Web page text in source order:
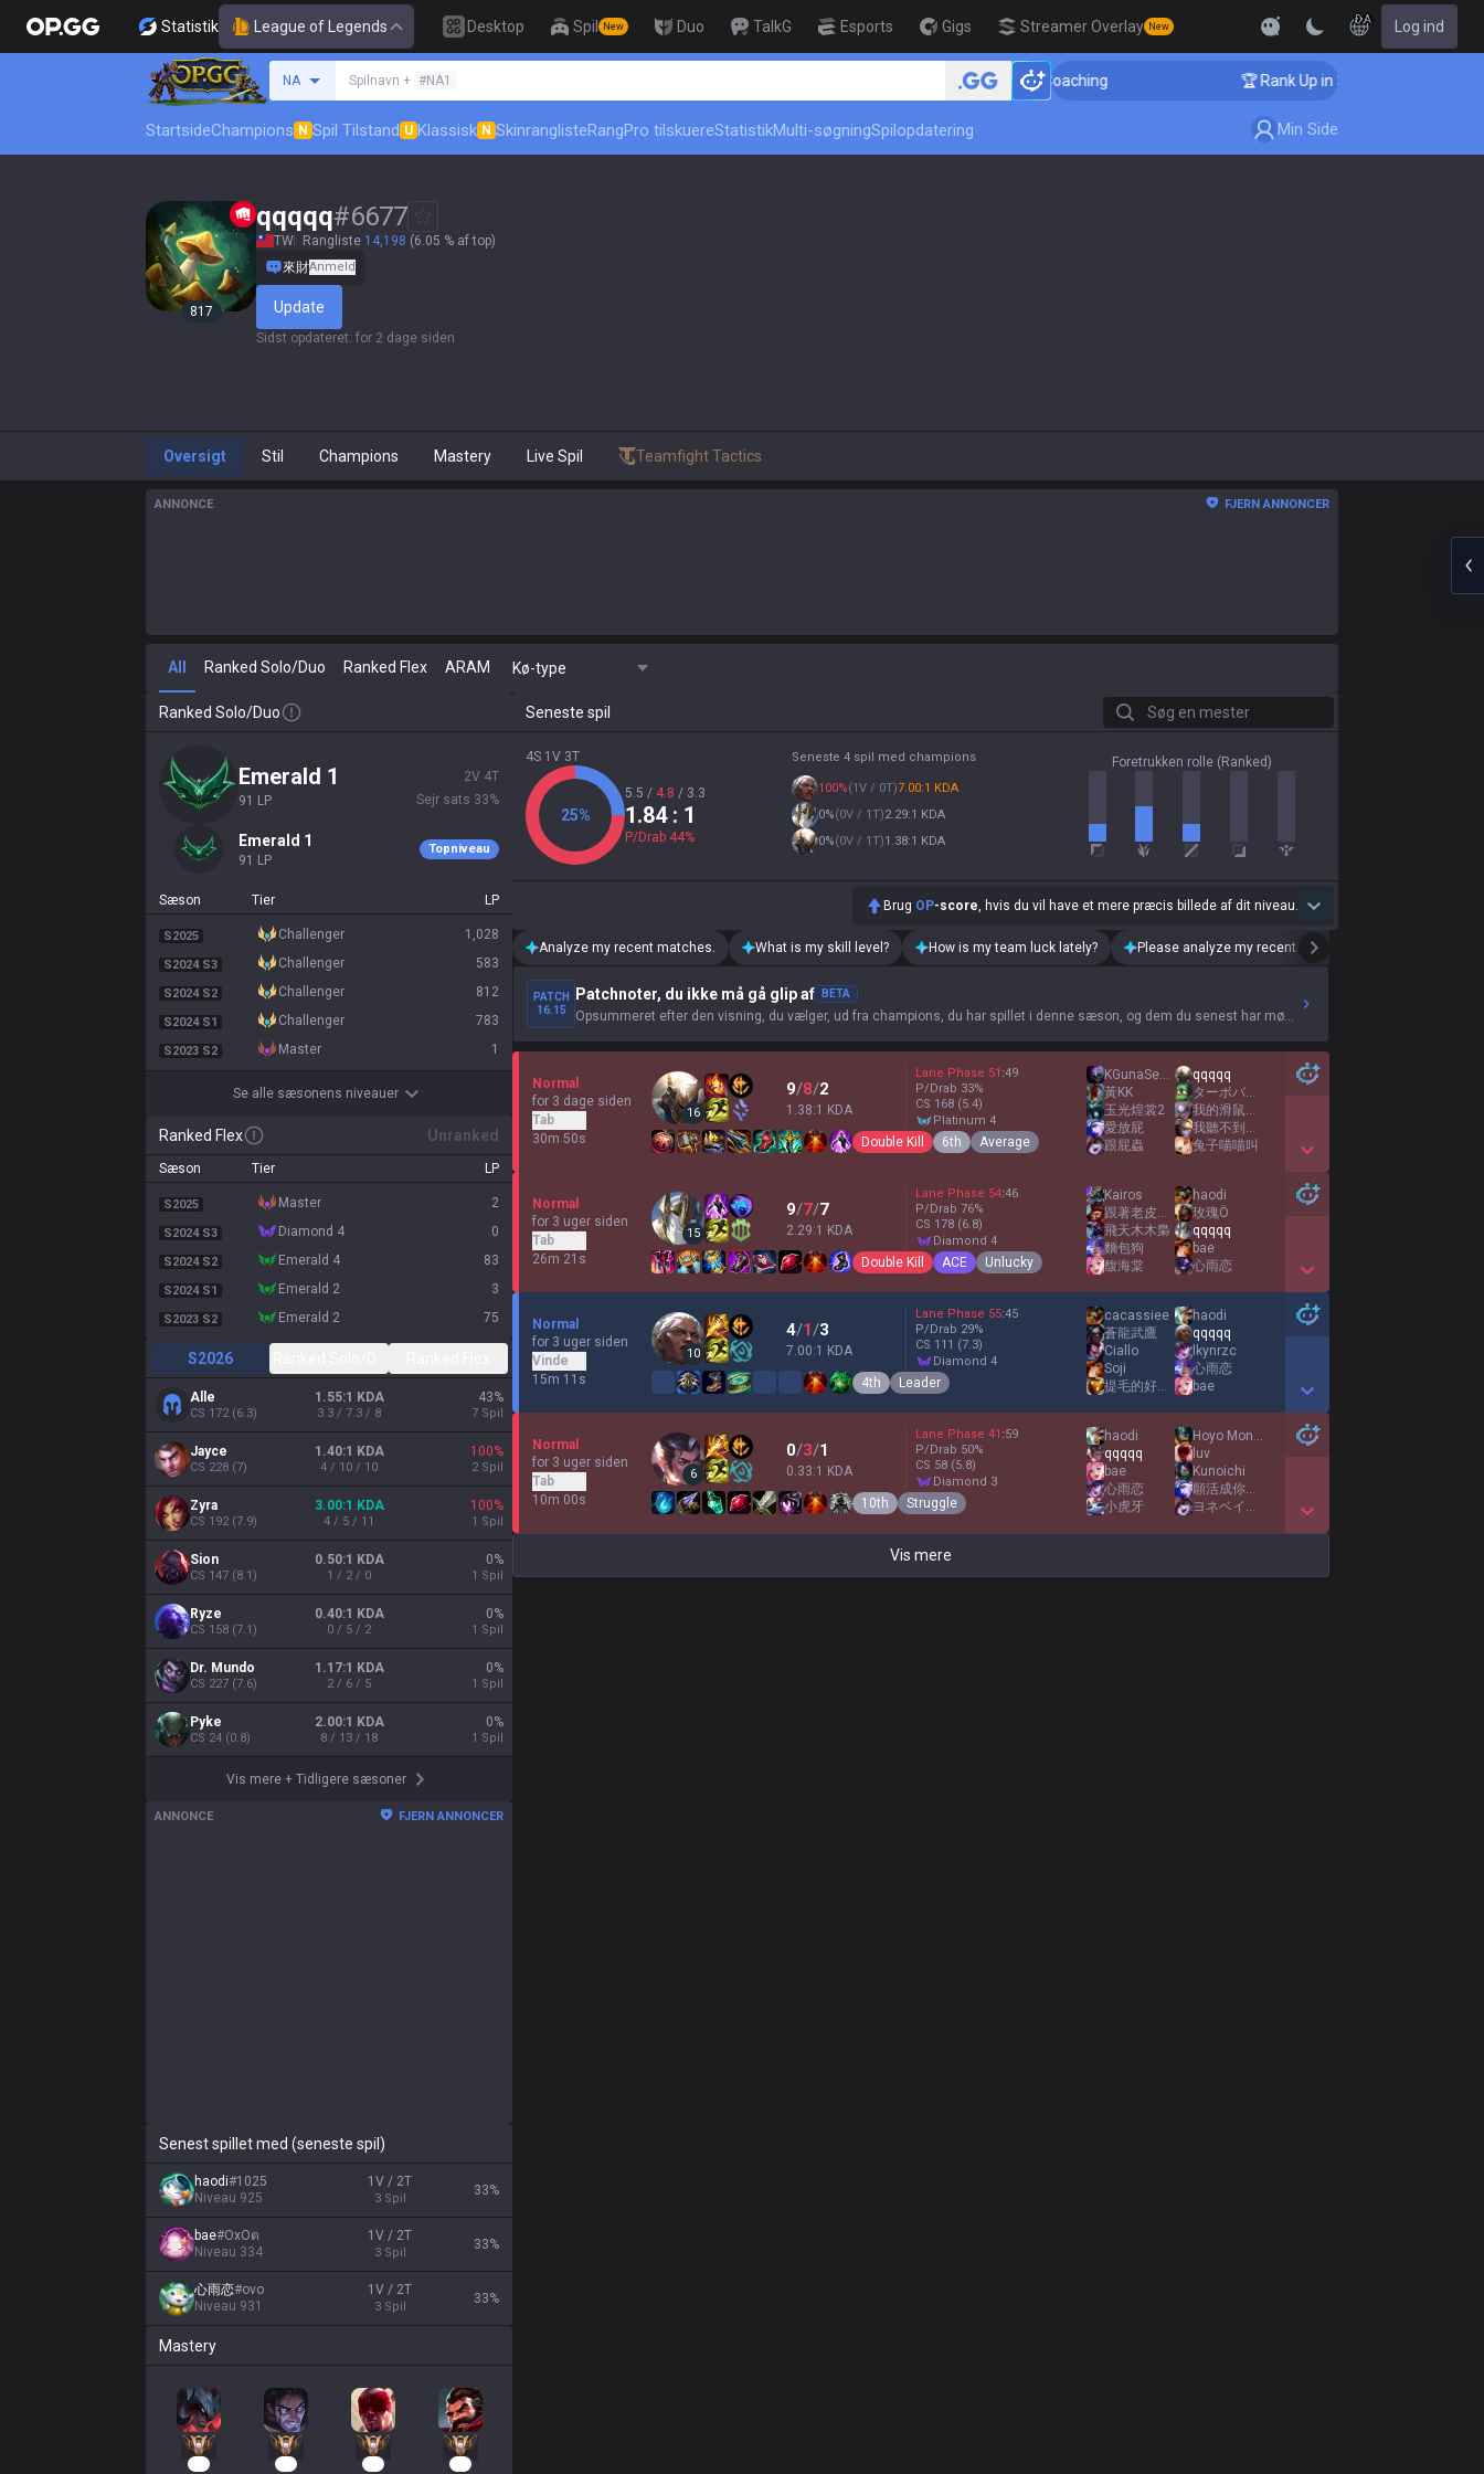
Statistik League of Legends Desktop Spil New Duo TalkG Esports Gigs Streamer Overlay New
DA Log ind
NA
Søg en indkalder
Spilnavn + #NA1 🏆 Rank Up in 3 Days! Challenger Coaching 🏆 Rank Up in 3 Days! Challenger
StartsideChampions N Spil Tilstand U Klassisk N SkinranglisteRangPro tilskuereStatistikMulti-søgningSpilopdatering Min Side
817
qqqqq#6677
TW Rangliste 14,198 (6.05 % af top)
來財Anmeld
Update
Sidst opdateret: for 2 dage siden
Oversigt Stil Champions Mastery Live Spil Teamfight Tactics
ANNONCE FJERN ANNONCER
All Ranked Solo/Duo Ranked Flex ARAM Kø-type
Ranked Solo/Duo
emerald 1
91 LP
2V 4T
Sejr sats 33%
emerald 1
91 LP
Topniveau
Sæson Tier LP
S2025 challenger 1,028
S2024 S3 challenger 583
S2024 S2 challenger 812
S2024 S1 challenger 783
S2023 S2 master 1
Se alle sæsonens niveauer
Ranked Flex Unranked
Sæson Tier LP
S2025 master 2
S2024 S3 diamond 4 0
S2024 S2 emerald 4 83
S2024 S1 emerald 2 3
S2023 S2 emerald 2 75
S2026
Alle
CS 172(6.3)
1.55:1 KDA
3.3 / 7.3 / 8
43%
7 Spil
Jayce
CS 228 (7)
1.40:1 KDA
4 / 10 / 10
100%
2 Spil
Zyra
CS 192(7.9)
3.00:1 KDA
4 / 5 / 11
100%
1 Spil
Sion
CS 147 (8.1)
0.50:1 KDA
1 / 2 / 0
0%
1 Spil
Ryze
CS 158 (7.1)
0.40:1 KDA
0 / 5 / 2
0%
1 Spil
Dr. Mundo
CS 227 (7.6)
1.17:1 KDA
2 / 6 / 5
0%
1 Spil
Pyke
CS 24 (0.8)
2.00:1 KDA
8 / 13 / 18
0%
1 Spil
Vis mere+ Tidligere sæsoner
ANNONCE FJERN ANNONCER
Senest spillet med (seneste spil)
haodi#1025
Niveau 925
1V / 2T
3 Spil
33%
bae#ОхОต
Niveau 334
1V / 2T
3 Spil
33%
心雨恋#ovo
Niveau 931
1V / 2T
3 Spil
33%
Mastery
Seneste spil Søg en mester
4S 1V 3T
25%
5.5 / 4.8 / 3.3
1.84: 1
P/Drab 44%
Seneste 4 spil med champions
100%(1V / 0T)7.00:1 KDA
0%(0V / 1T)2.29:1 KDA
0%(0V / 1T)1.38:1 KDA
Foretrukken rolle (Ranked)
Brug OP-score, hvis du vil have et mere præcis billede af dit niveau.
Analyze my recent matches. What is my skill level? How is my team luck lately? Please analyze my recent playstyle.
PATCH
16.15
Patchnoter, du ikke må gå glip af BETA
Opsummeret efter den visning, du vælger, ud fra champions, du har spillet i denne sæson, og dem du senest har mødt.
Normal
for 3 dage siden
Tab
30m 50s
16
9/8/2
1.38:1 KDA
Lane Phase 51 :49
P/Drab 33%
CS 168 (5.4)
platinum 4
Double Kill 6th Average
KGunaSeason
黃KK
玉光煌裳2
愛放屁
跟屁蟲
qqqqq
ターボババア
我的滑鼠有自己的想法
我聽不到你再說一次
兔子喵喵叫
Show More Detail Games
Normal
for 3 uger siden
Tab
26m 21s
15
9/7/7
2.29:1 KDA
Lane Phase 54:46
P/Drab 76%
CS 178 (6.8)
diamond 4
Double Kill ACE Unlucky
Kairos
跟著老皮一起嗨
飛天木木梟
麵包狗
馥海棠
haodi
玫瑰Ö
qqqqq
bae
心雨恋
Show More Detail Games
Normal
for 3 uger siden
Vinde
15m 11s
10
4/1/3
7.00:1 KDA
Lane Phase 55:45
P/Drab 29%
CS 111 (7.3)
diamond 4
4th Leader
cacassiee
蒼龍武鷹
Ciallo
Soji
提毛的好夥伴提菇
haodi
qqqqq
lkynrzc
心雨恋
bae
Show More Detail Games
Normal
for 3 uger siden
Tab
10m 00s
6
0/3/1
0.33:1 KDA
Lane Phase 41 :59
P/Drab 50%
CS 58 (5.8)
diamond 3
10th Struggle
haodi
qqqqq
bae
心雨恋
小虎牙
Hoyo Monterrey
luv
Kunoichi
願活成你的願
ヨネベイビー
Show More Detail Games
Vis mere